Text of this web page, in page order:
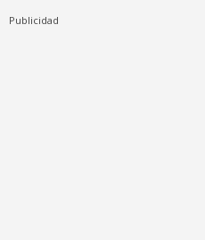
Publicidad